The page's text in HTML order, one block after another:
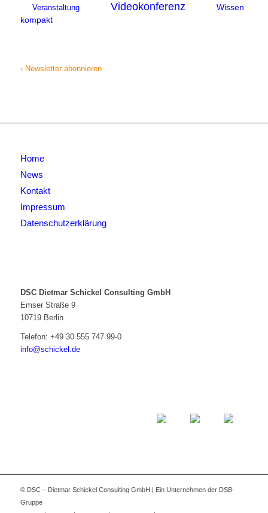
Veranstaltung Videokonferenz
Wissen
kompakt
› Newsletter abonnieren
Home
News
Kontakt
Impressum
Datenschutzerklärung
DSC Dietmar Schickel Consulting GmbH
Emser Straße 9
10719 Berlin
Telefon: +49 30 555 747 99-0
info@schickel.de
© DSC – Dietmar Schickel Consulting GmbH | Ein Unternehmen der DSB-
Gruppe